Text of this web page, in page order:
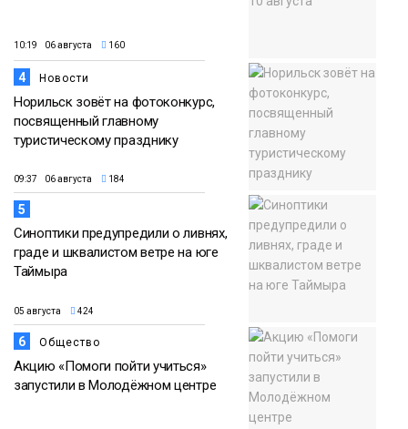
10:19 06 августа 160
4 Новости
Норильск зовёт на фотоконкурс,
посвященный главному
туристическому празднику
09:37 06 августа 184
5
Синоптики предупредили о ливнях,
граде и шквалистом ветре на юге
Таймыра
05 августа 424
6 Общество
Акцию «Помоги пойти учиться»
запустили в Молодёжном центре